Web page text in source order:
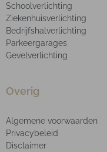
Schoolverlichting
Ziekenhuisverlichting
Bedrijfshalverlichting
Parkeergarages
Gevelverlichting
Overig
Algemene voorwaarden
Privacybeleid
Disclaimer